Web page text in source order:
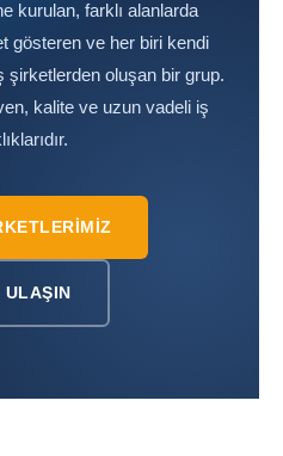
kurulan, farklı alanlarda
gösteren ve her biri kendi
şirketlerden oluşan bir grup.
kalite ve uzun vadeli iş
ULAŞIN